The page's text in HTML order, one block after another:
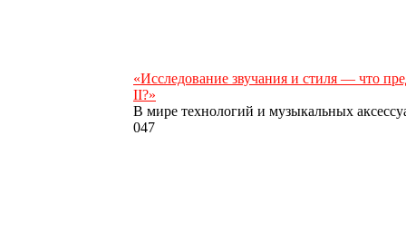
«Исследование звучания и стиля — что
II?»
В мире технологий и музыкальных
047